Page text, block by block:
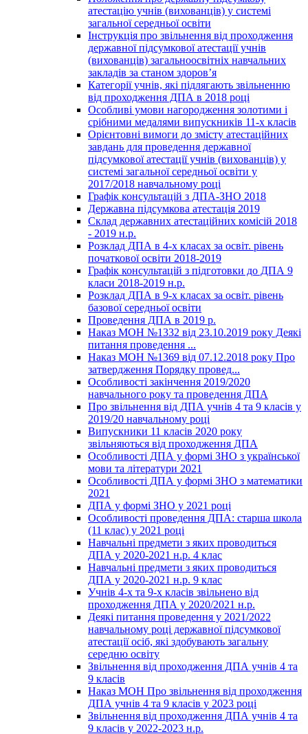
атестацію учнів (вихованців) у системі
загальної середньої освіти
Інструкція про звільнення від проходження
державної підсумкової атестації учнів
(вихованців) загальноосвітніх навчальних
закладів за станом здоров’я
Категорії учнів, які підлягають звільненню
від проходження ДПА в 2018 році
Особливі умови нагородження золотими і
срібними медалями випускників 11-х класів
Орієнтовні вимоги до змісту атестаційних
завдань для проведення державної
підсумкової атестації учнів (вихованців) у
системі загальної середньої освіти у
2017/2018 навчальному році
Графік консультацій з ДПА-ЗНО 2018
Державна підсумкова атестація 2019
Склад державних атестаційних комісій 2018
- 2019 н.р.
Розклад ДПА в 4-х класах за освіт. рівень
початкової освіти 2018-2019
Графік консультацій з підготовки до ДПА 9
класи 2018-2019 н.р.
Розклад ДПА в 9-х класах за освіт. рівень
базової середньої освіти
Проведення ДПА в 2019 р.
Наказ МОН №1332 від 23.10.2019 року Деякі
питання проведення ...
Наказ МОН №1369 від 07.12.2018 року Про
затвердження Порядку провед...
Особливості закінчення 2019/2020
навчального року та проведення ДПА
Про звільнення від ДПА учнів 4 та 9 класів у
2019/20 навчальному році
Випускники 11 класів 2020 року
звільняються від проходження ДПА
Особливості ДПА у формі ЗНО з української
мови та літератури 2021
Особливості ДПА у формі ЗНО з математики
2021
ДПА у формі ЗНО у 2021 році
Особливості проведення ДПА: старша школа
(11 клас) у 2021 році
Навчальні предмети з яких проводиться
ДПА у 2020-2021 н.р. 4 клас
Навчальні предмети з яких проводиться
ДПА у 2020-2021 н.р. 9 клас
Учнів 4-х та 9-х класів звільнено від
проходження ДПА у 2020/2021 н.р.
Деякі питання проведення у 2021/2022
навчальному році державної підсумкової
атестації осіб, які здобувають загальну
середню освіту
Звільнення від проходження ДПА учнів 4 та
9 класів
Наказ МОН Про звільнення від проходження
ДПА учнів 4 та 9 класів у 2023 році
Звільнення від проходження ДПА учнів 4 та
9 класів у 2022-2023 н.р.